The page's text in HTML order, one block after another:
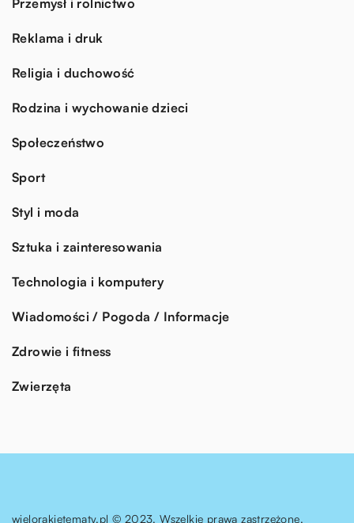
Reklama i druk
Religia i duchowość
Rodzina i wychowanie dzieci
Społeczeństwo
Sport
Styl i moda
Sztuka i zainteresowania
Technologia i komputery
Wiadomości / Pogoda / Informacje
Zdrowie i fitness
Zwierzęta
wielorakietematy.pl © 2023. Wszelkie prawa zastrzeżone.